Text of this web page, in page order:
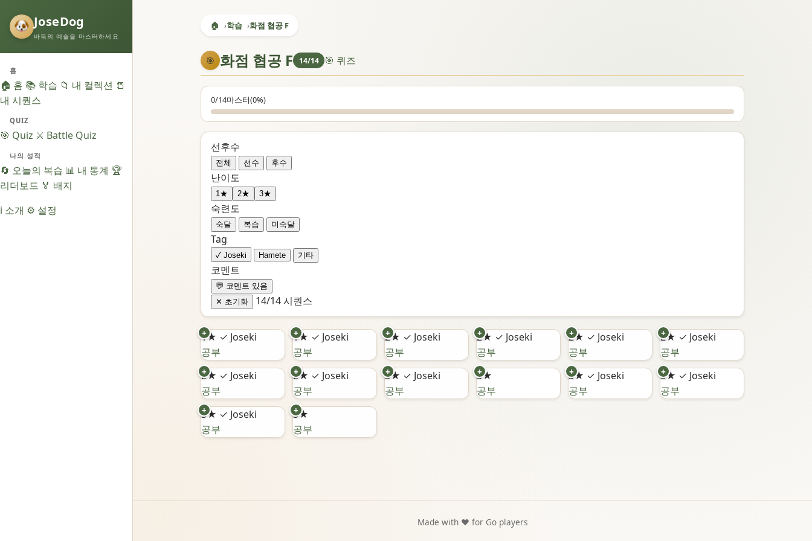
JoseDog
바둑의 예술을 마스터하세요
홈
🏠 홈 📚 학습 📁 내 컬렉션 📒
내 시퀀스
QUIZ
🎯 Quiz ⚔️ Battle Quiz
나의 성적
🔄 오늘의 복습 📊 내 통계 🏆
리더보드 🏅 배지
ℹ️ 소개 ⚙️ 설정
🏠 학습 화점 협공 F
🎯 화점 협공 F 14/14 🎯 퀴즈
0/14마스터(0%)
선후수
전체 선수 후수
난이도
1★ 2★ 3★
숙련도
숙달 복습 미숙달
Tag
✓ Joseki Hamete 기타
코멘트
💬 코멘트 있음
✕ 초기화
14/14 시퀀스
1★ ✓ Joseki
+
공부
1★ ✓ Joseki
+
공부
2★ ✓ Joseki
+
공부
2★ ✓ Joseki
+
공부
2★ ✓ Joseki
+
공부
2★ ✓ Joseki
+
공부
2★ ✓ Joseki
+
공부
2★ ✓ Joseki
+
공부
3★ ✓ Joseki
+
공부
3★
+
공부
3★ ✓ Joseki
+
공부
3★ ✓ Joseki
+
공부
3★ ✓ Joseki
+
공부
3★
+
공부
Made with ❤️ for Go players